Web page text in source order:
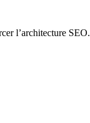
l’architecture SEO.